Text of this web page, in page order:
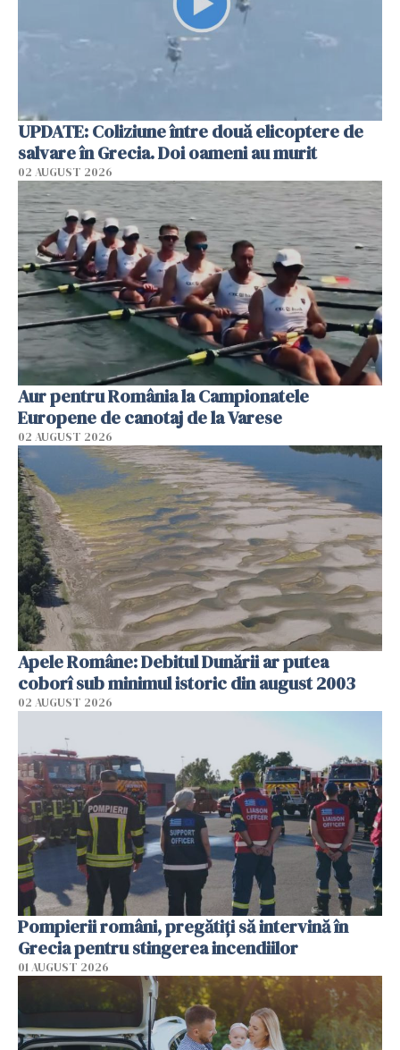
UPDATE: Coliziune între două elicoptere de
salvare în Grecia. Doi oameni au murit
02 AUGUST 2026
Aur pentru România la Campionatele
Europene de canotaj de la Varese
02 AUGUST 2026
Apele Române: Debitul Dunării ar putea
coborî sub minimul istoric din august 2003
02 AUGUST 2026
Pompierii români, pregătiţi să intervină în
Grecia pentru stingerea incendiilor
01 AUGUST 2026